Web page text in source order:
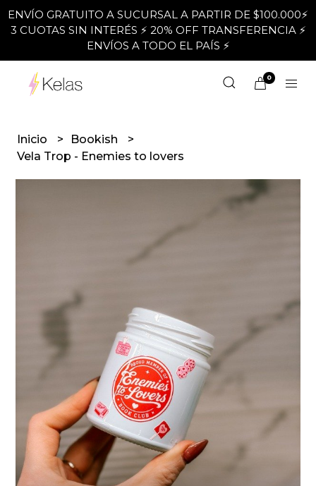
ENVÍO GRATUITO A SUCURSAL A PARTIR DE $100.000⚡
3 CUOTAS SIN INTERÉS ⚡ 20% OFF TRANSFERENCIA ⚡
ENVÍOS A TODO EL PAÍS ⚡
0
Inicio
Bookish
Vela Trop - Enemies to lovers